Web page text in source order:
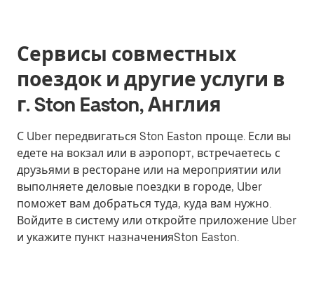
Сервисы совместных
поездок и другие услуги в
г. Ston Easton, Англия
С Uber передвигаться Ston Easton проще. Если вы
едете на вокзал или в аэропорт, встречаетесь с
друзьями в ресторане или на мероприятии или
выполняете деловые поездки в городе, Uber
поможет вам добраться туда, куда вам нужно.
Войдите в систему или откройте приложение Uber
и укажите пункт назначенияSton Easton.